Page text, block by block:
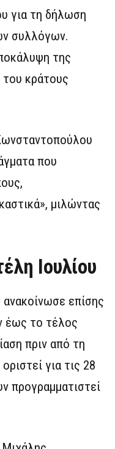
για τη δήλωση
συλλόγων.
της
του κράτους
που
μιλώντας
Ιουλίου
επίσης
έως το τέλος
πριν από τη
για τις 28
προγραμματιστεί